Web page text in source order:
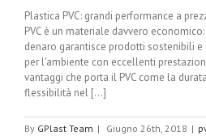
Plastica PVC: grandi performance a
PVC è un materiale davvero
denaro garantisce prodotti sostenibili
per l'ambiente con eccellenti
vantaggi che porta il PVC come la
flessibilità nel [...]
By GPlast Team | Giugno 26th, 2018 |